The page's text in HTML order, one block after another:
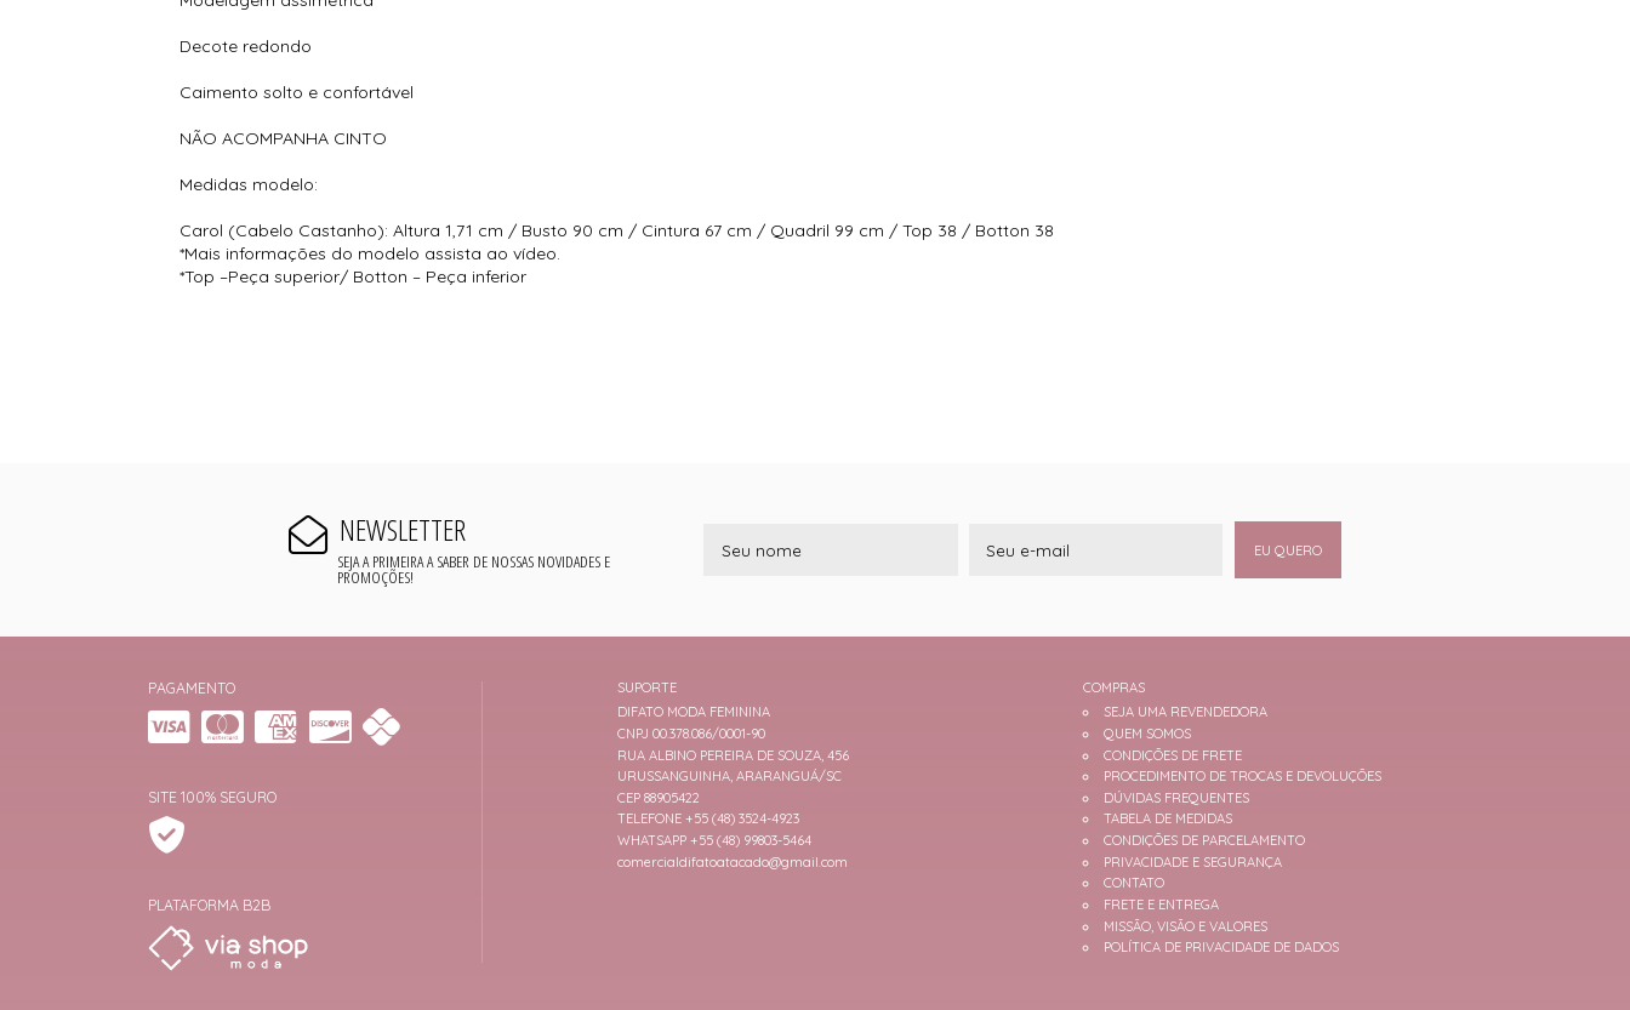
Decote redondo
Caimento solto e confortável
NÃO ACOMPANHA CINTO
Medidas modelo:
Carol (Cabelo Castanho): Altura 1,71 cm / Busto 90 cm / Cintura 67 cm / Quadril 99 cm / Top 38 / Botton 38
*Mais informações do modelo assista ao vídeo.
*Top –Peça superior/ Botton – Peça inferior
NEWSLETTER
SEJA A PRIMEIRA A SABER DE NOSSAS NOVIDADES E
PROMOÇÕES!
EU QUERO
PAGAMENTO
SITE 100% SEGURO
PLATAFORMA B2B
SUPORTE
DIFATO MODA FEMININA
CNPJ 00.378.086/0001-90
RUA ALBINO PEREIRA DE SOUZA, 456
URUSSANGUINHA, ARARANGUÁ/SC
CEP 88905422
TELEFONE +55 (48) 3524-4923
WHATSAPP +55 (48) 99803-5464
comercialdifatoatacado@gmail.com
COMPRAS
SEJA UMA REVENDEDORA
QUEM SOMOS
CONDIÇÕES DE FRETE
PROCEDIMENTO DE TROCAS E DEVOLUÇÕES
DÚVIDAS FREQUENTES
TABELA DE MEDIDAS
CONDIÇÕES DE PARCELAMENTO
PRIVACIDADE E SEGURANÇA
CONTATO
FRETE E ENTREGA
MISSÃO, VISÃO E VALORES
POLÍTICA DE PRIVACIDADE DE DADOS